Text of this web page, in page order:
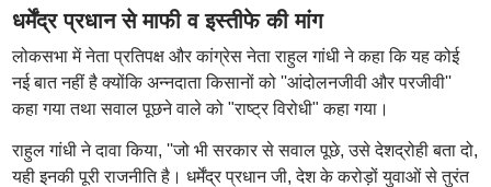
धर्मेंद्र प्रधान से माफी व इस्तीफे की मांग
लोकसभा में नेता प्रतिपक्ष और कांग्रेस नेता राहुल गांधी ने कहा कि यह कोई
नई बात नहीं है क्योंकि अन्नदाता किसानों को ''आंदोलनजीवी और परजीवी''
कहा गया तथा सवाल पूछने वाले को "राष्ट्र विरोधी" कहा गया।
राहुल गांधी ने दावा किया, ''जो भी सरकार से सवाल पूछे, उसे देशद्रोही बता दो,
यही इनकी पूरी राजनीति है। धर्मेंद्र प्रधान जी, देश के करोड़ों युवाओं से तुरंत